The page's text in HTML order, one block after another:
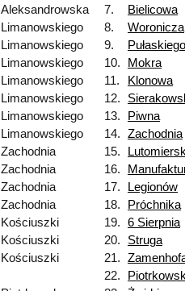
Aleksandrowska
7. Bielicowa
Limanowskiego
8. Woronicza
Limanowskiego
9. Pułaskiego
Limanowskiego
10. Mokra
Limanowskiego
11. Klonowa
Limanowskiego
12.
Limanowskiego
13. Piwna
Limanowskiego
14. Zachodnia
Zachodnia
15.
Zachodnia
16.
Zachodnia
17. Legionów
Zachodnia
18. Próchnika
Kościuszki
19. 6 Sierpnia
Kościuszki
20. Struga
Kościuszki
21.
22.